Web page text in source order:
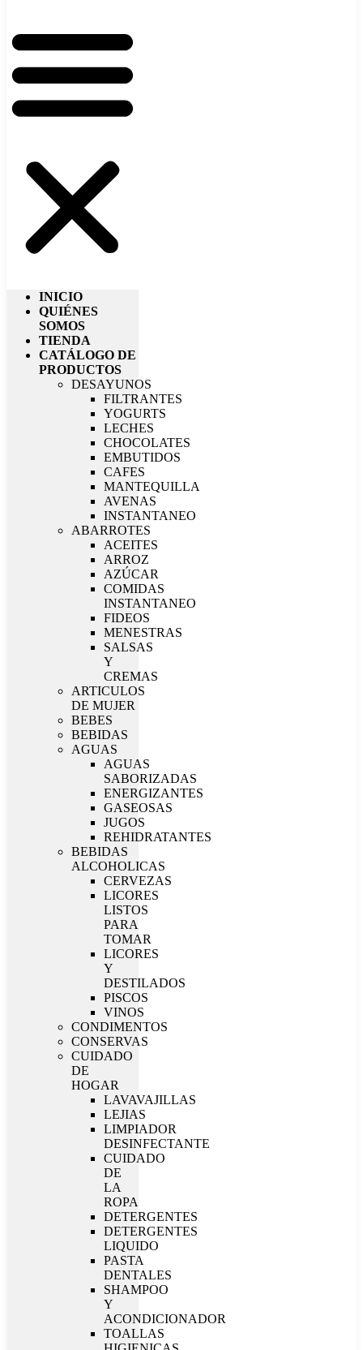
INICIO
QUIÉNES
SOMOS
TIENDA
CATÁLOGO DE
PRODUCTOS
DESAYUNOS
FILTRANTES
YOGURTS
LECHES
CHOCOLATES
EMBUTIDOS
CAFES
MANTEQUILLA
AVENAS
INSTANTANEO
ABARROTES
ACEITES
ARROZ
AZÚCAR
COMIDAS
INSTANTANEO
FIDEOS
MENESTRAS
SALSAS
Y
CREMAS
ARTICULOS
DE MUJER
BEBES
BEBIDAS
AGUAS
AGUAS
SABORIZADAS
ENERGIZANTES
GASEOSAS
JUGOS
REHIDRATANTES
BEBIDAS
ALCOHOLICAS
CERVEZAS
LICORES
LISTOS
PARA
TOMAR
LICORES
Y
DESTILADOS
PISCOS
VINOS
CONDIMENTOS
CONSERVAS
CUIDADO
DE
HOGAR
LAVAVAJILLAS
LEJIAS
LIMPIADOR
DESINFECTANTE
CUIDADO
DE
LA
ROPA
DETERGENTES
DETERGENTES
LIQUIDO
PASTA
DENTALES
SHAMPOO
Y
ACONDICIONADOR
TOALLAS